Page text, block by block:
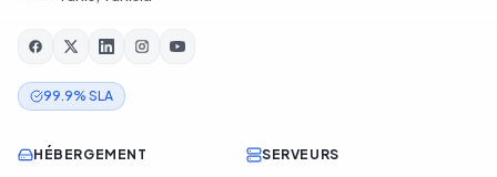
99.9% SLA
HÉBERGEMENT SERVEURS